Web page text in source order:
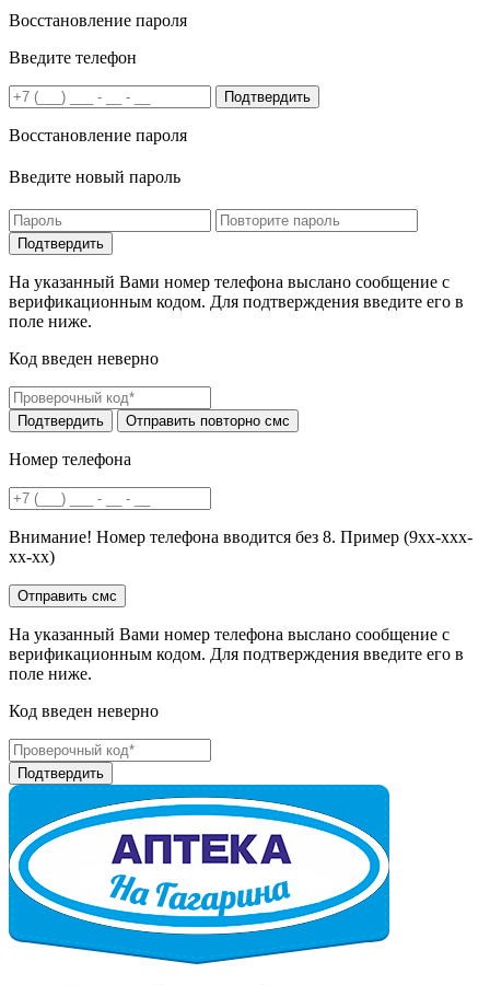
Восстановление пароля
Введите телефон
Подтвердить
Восстановление пароля
Введите новый пароль
На указанный Вами номер телефона выслано сообщение с
верификационным кодом. Для подтверждения введите его в
поле ниже.
Код введен неверно
Номер телефона
Внимание! Номер телефона вводится без 8. Пример (9хх-ххх-
хх-хх)
На указанный Вами номер телефона выслано сообщение с
верификационным кодом. Для подтверждения введите его в
поле ниже.
Код введен неверно